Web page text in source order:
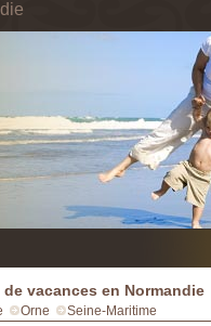
vacances en Normandie
Orne Seine-Maritime